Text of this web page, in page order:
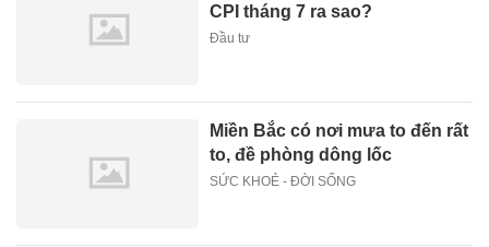
CPI tháng 7 ra sao?
Đầu tư
Miền Bắc có nơi mưa to đến rất
to, đề phòng dông lốc
SỨC KHOẺ - ĐỜI SỐNG